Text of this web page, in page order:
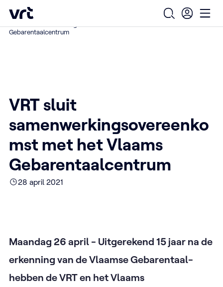
Ga naar de hoofdinhoud
VRT (home)
Open
Home /
Gebarentaalcentrum
VRT sluit
samenwerkingsovereenko
mst met het Vlaams
Gebarentaalcentrum
28 april 2021
Maandag 26 april - Uitgerekend 15 jaar na de
erkenning van de Vlaamse Gebarentaal-
hebben de VRT en het Vlaams